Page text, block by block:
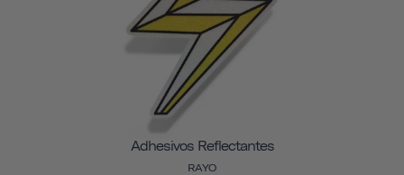
Adhesivos Reflectantes
RAYO